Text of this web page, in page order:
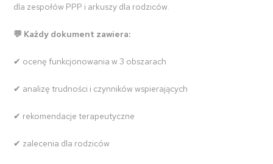
dla zespołów PPP i arkuszy dla rodziców.
💬 Każdy dokument zawiera:
✔ ocenę funkcjonowania w 3 obszarach
✔ analizę trudności i czynników wspierających
✔ rekomendacje terapeutyczne
✔ zalecenia dla rodziców